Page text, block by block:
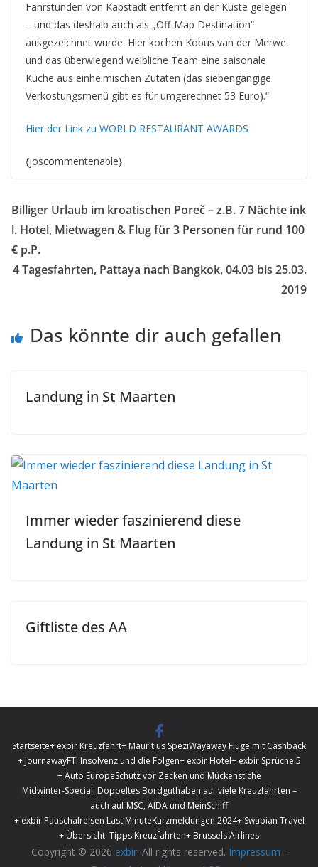
Fahrstunden von Kapstadt entfernt an der Küste gelegen
– und das deshalb auch als „Off-Map Destination“
ausgezeichnet wurde. Hier kochen Kobus van der Merwe
und das überwiegend weibliche Team eine saisonale
Küche aus einheimischen Zutaten (das siebengängige
Verkostungsmenü gibt es für umgerechnet 53 Euro).“
Hier der Link zu WORLD RESTAURANT AWARDS
{joscommentenable}
Billiger Urlaub im kroatischen Poreč – z.B. 7 Nächte ink
l. Hotel, Mietwagen & Flug für 3 Personen für rund 100
€ p.P.
4 Tagesfahrten, Pattaya nach Bangkok, 04.03 bis 25.03.
2019
Das könnte dir auch gefallen
Landung in St Maarten
Immer wieder faszinierend diese
Landung in St Maarten
Giftliste des AA
Startseite+ exbir Kreuzfahrt+ Mauritius SpeziWayaway Flüge mit Cashback
+ JournawayFTI Insolvenz und die Folgen+ exbir Hotel+ exbir Sprüche 5
+ Auto EuropeSchutz vor Zecken und Mückenstiche
Midwinter-Special: Doppeltes Bordguthaben auf viele Kreuzfahrten –
auch auf MSC, AIDA und MeinSchiff
+ exbir Pauschalreisen Last MinuteKurzmeldungen 2024+ Swabian Travel
+ Übersicht: Tipps Kreuzfahrten+ Brussels Airlines
Copyright © 2026 exbir. All rights reserved. Impressum -